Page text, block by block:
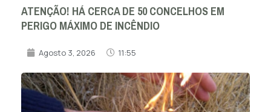
ATENÇÃO! HÁ CERCA DE 50 CONCELHOS EM
PERIGO MÁXIMO DE INCÊNDIO
Agosto 3, 2026 11:55